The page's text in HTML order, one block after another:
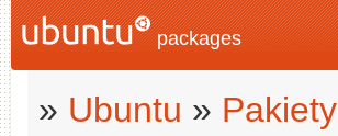
packages
» Ubuntu » Pakiety